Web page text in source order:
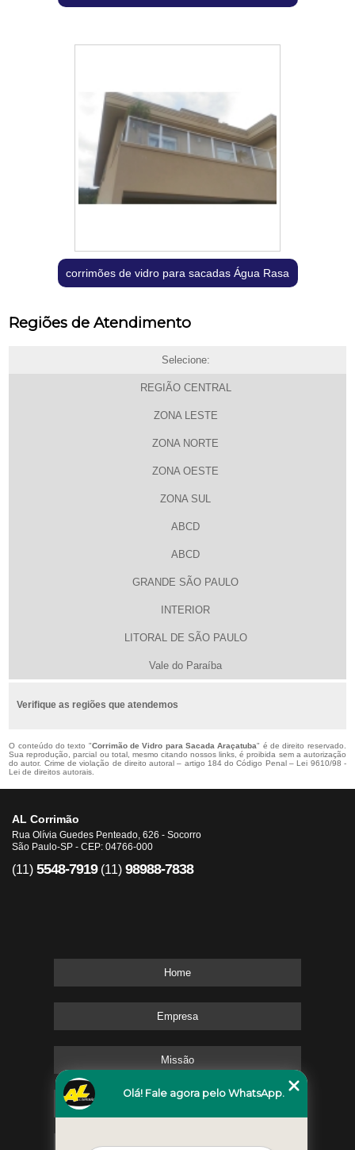
corrimões de vidro para sacadas Água Rasa
Regiões de Atendimento
Selecione:
REGIÃO CENTRAL
ZONA LESTE
ZONA NORTE
ZONA OESTE
ZONA SUL
ABCD
ABCD
GRANDE SÃO PAULO
INTERIOR
LITORAL DE SÃO PAULO
Vale do Paraíba
Verifique as regiões que atendemos
O conteúdo do texto "Corrimão de Vidro para Sacada Araçatuba" é de direito reservado.
Sua reprodução, parcial ou total, mesmo citando nossos links, é proibida sem a autorização
do autor. Crime de violação de direito autoral – artigo 184 do Código Penal –Lei 9610/98 -
Lei de direitos autorais
AL Corrimão
Rua Olívia Guedes Penteado, 626 - Socorro
São Paulo-SP - CEP: 04766-000
(11) 5548-7919 (11) 98988-7838
Home
Empresa
Missão
Contato
Olá! Fale agora pelo WhatsApp.